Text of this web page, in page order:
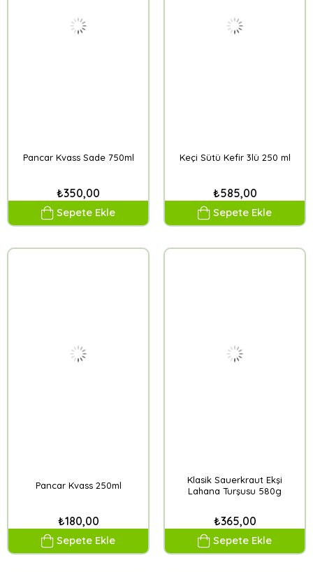
Pancar Kvass Sade 750ml
₺350,00
Sepete Ekle
Keçi Sütü Kefir 3lü 250 ml
₺585,00
Sepete Ekle
Pancar Kvass 250ml
₺180,00
Sepete Ekle
Klasik Sauerkraut Ekşi
Lahana Turşusu 580g
₺365,00
Sepete Ekle